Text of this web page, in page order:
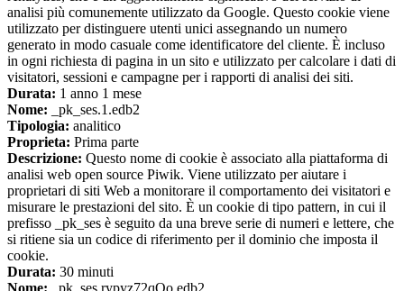
analisi più comunemente utilizzato da Google. Questo cookie viene
utilizzato per distinguere utenti unici assegnando un numero
generato in modo casuale come identificatore del cliente. È incluso
in ogni richiesta di pagina in un sito e utilizzato per calcolare i dati di
visitatori, sessioni e campagne per i rapporti di analisi dei siti.
Durata: 1 anno 1 mese
Nome: _pk_ses.1.edb2
Tipologia: analitico
Proprieta: Prima parte
Descrizione: Questo nome di cookie è associato alla piattaforma di
analisi web open source Piwik. Viene utilizzato per aiutare i
proprietari di siti Web a monitorare il comportamento dei visitatori e
misurare le prestazioni del sito. È un cookie di tipo pattern, in cui il
prefisso _pk_ses è seguito da una breve serie di numeri e lettere, che
si ritiene sia un codice di riferimento per il dominio che imposta il
cookie.
Durata: 30 minuti